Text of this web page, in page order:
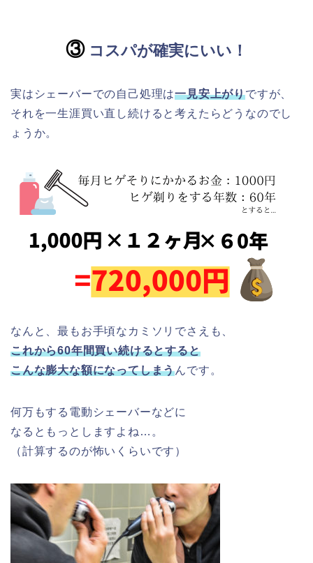
③コスパが確実にいい！
実はシェーバーでの自己処理は一見安上がりですが、
それを一生涯買い直し続けると考えたらどうなのでし
ょうか。
なんと、最もお手頃なカミソリでさえも、
これから60年間買い続けるとすると
こんな膨大な額になってしまうんです。
何万もする電動シェーバーなどに
なるともっとしますよね…。
（計算するのが怖いくらいです）